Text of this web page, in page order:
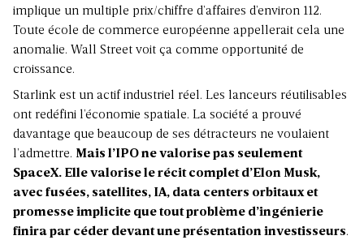
implique un multiple prix/chiffre d’affaires d’environ 112.
Toute école de commerce européenne appellerait cela une
anomalie. Wall Street voit ça comme opportunité de
croissance.
Starlink est un actif industriel réel. Les lanceurs réutilisables
ont redéfini l’économie spatiale. La société a prouvé
davantage que beaucoup de ses détracteurs ne voulaient
l’admettre. Mais l’IPO ne valorise pas seulement
SpaceX. Elle valorise le récit complet d’Elon Musk,
avec fusées, satellites, IA, data centers orbitaux et
promesse implicite que tout problème d’ingénierie
finira par céder devant une présentation investisseurs.